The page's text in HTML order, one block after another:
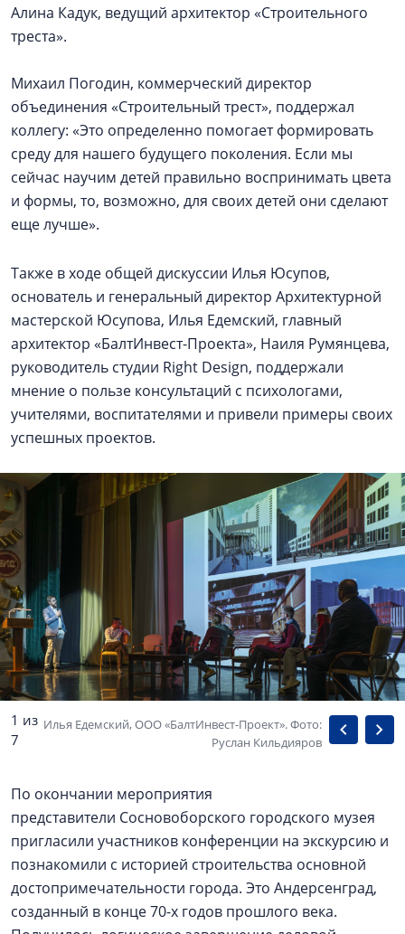
Алина Кадук, ведущий архитектор «Строительного
треста».
Михаил Погодин, коммерческий директор
объединения «Строительный трест», поддержал
коллегу: «Это определенно помогает формировать
среду для нашего будущего поколения. Если мы
сейчас научим детей правильно воспринимать цвета
и формы, то, возможно, для своих детей они сделают
еще лучше».
Также в ходе общей дискуссии Илья Юсупов,
основатель и генеральный директор Архитектурной
мастерской Юсупова, Илья Едемский, главный
архитектор «БалтИнвест-Проекта», Наиля Румянцева,
руководитель студии Right Design, поддержали
мнение о пользе консультаций с психологами,
учителями, воспитателями и привели примеры своих
успешных проектов.
1 из
7
Илья Едемский, ООО «БалтИнвест-Проект». Фото:
Руслан Кильдияров
По окончании мероприятия
представители Сосновоборского городского музея
пригласили участников конференции на экскурсию и
познакомили с историей строительства основной
достопримечательности города. Это Андерсенград,
созданный в конце 70-х годов прошлого века.